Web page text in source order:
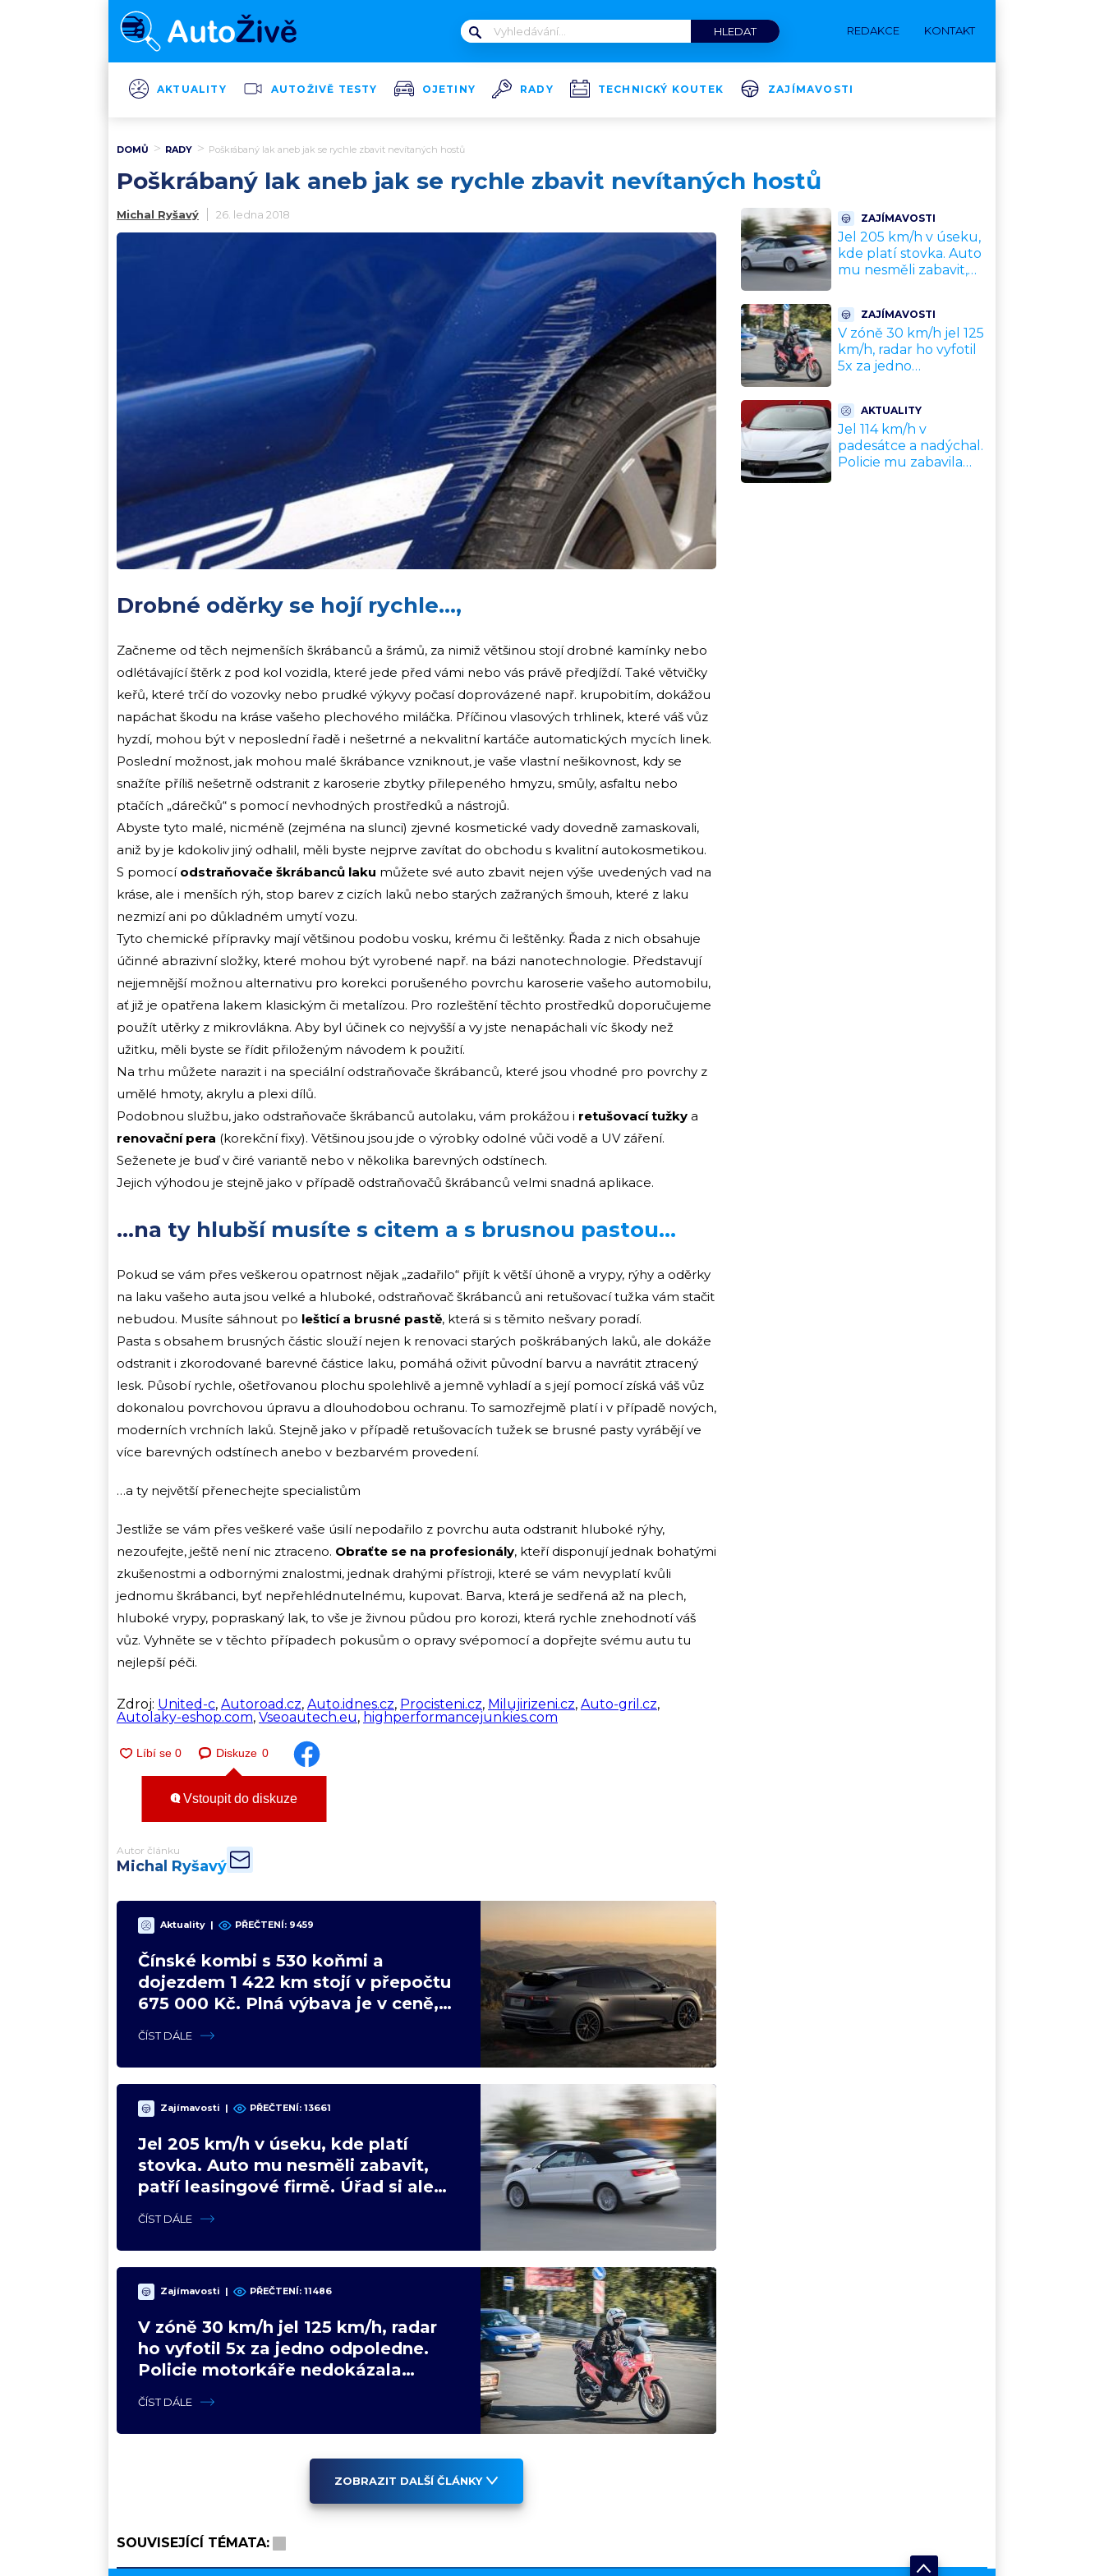
REDAKCE KONTAKT
AKTUALITY AUTOŽIVĚ TESTY OJETINY RADY TECHNICKÝ KOUTEK ZAJÍMAVOSTI
DOMŮ RADY Poškrábaný lak aneb jak se rychle zbavit nevítaných hostů
Poškrábaný lak aneb jak se rychle zbavit nevítaných hostů
Michal Ryšavý 26. ledna 2018
Drobné oděrky se hojí rychle…,
Začneme od těch nejmenších škrábanců a šrámů, za nimiž většinou stojí drobné kamínky nebo
odlétávající štěrk z pod kol vozidla, které jede před vámi nebo vás právě předjíždí. Také větvičky
keřů, které trčí do vozovky nebo prudké výkyvy počasí doprovázené např. krupobitím, dokážou
napáchat škodu na kráse vašeho plechového miláčka. Příčinou vlasových trhlinek, které váš vůz
hyzdí, mohou být v neposlední řadě i nešetrné a nekvalitní kartáče automatických mycích linek.
Poslední možnost, jak mohou malé škrábance vzniknout, je vaše vlastní nešikovnost, kdy se
snažíte příliš nešetrně odstranit z karoserie zbytky přilepeného hmyzu, smůly, asfaltu nebo
ptačích „dárečků“ s pomocí nevhodných prostředků a nástrojů.
Abyste tyto malé, nicméně (zejména na slunci) zjevné kosmetické vady dovedně zamaskovali,
aniž by je kdokoliv jiný odhalil, měli byste nejprve zavítat do obchodu s kvalitní autokosmetikou.
S pomocí odstraňovače škrábanců laku můžete své auto zbavit nejen výše uvedených vad na
kráse, ale i menších rýh, stop barev z cizích laků nebo starých zažraných šmouh, které z laku
nezmizí ani po důkladném umytí vozu.
Tyto chemické přípravky mají většinou podobu vosku, krému či leštěnky. Řada z nich obsahuje
účinné abrazivní složky, které mohou být vyrobené např. na bázi nanotechnologie. Představují
nejjemnější možnou alternativu pro korekci porušeného povrchu karoserie vašeho automobilu,
ať již je opatřena lakem klasickým či metalízou. Pro rozleštění těchto prostředků doporučujeme
použít utěrky z mikrovlákna. Aby byl účinek co nejvyšší a vy jste nenapáchali víc škody než
užitku, měli byste se řídit přiloženým návodem k použití.
Na trhu můžete narazit i na speciální odstraňovače škrábanců, které jsou vhodné pro povrchy z
umělé hmoty, akrylu a plexi dílů.
Podobnou službu, jako odstraňovače škrábanců autolaku, vám prokážou i retušovací tužky a
renovační pera (korekční fixy). Většinou jsou jde o výrobky odolné vůči vodě a UV záření.
Seženete je buď v čiré variantě nebo v několika barevných odstínech.
Jejich výhodou je stejně jako v případě odstraňovačů škrábanců velmi snadná aplikace.
…na ty hlubší musíte s citem a s brusnou pastou…
Pokud se vám přes veškerou opatrnost nějak „zadařilo“ přijít k větší úhoně a vrypy, rýhy a oděrky
na laku vašeho auta jsou velké a hluboké, odstraňovač škrábanců ani retušovací tužka vám stačit
nebudou. Musíte sáhnout po lešticí a brusné pastě, která si s těmito nešvary poradí.
Pasta s obsahem brusných částic slouží nejen k renovaci starých poškrábaných laků, ale dokáže
odstranit i zkorodované barevné částice laku, pomáhá oživit původní barvu a navrátit ztracený
lesk. Působí rychle, ošetřovanou plochu spolehlivě a jemně vyhladí a s její pomocí získá váš vůz
dokonalou povrchovou úpravu a dlouhodobou ochranu. To samozřejmě platí i v případě nových,
moderních vrchních laků. Stejně jako v případě retušovacích tužek se brusné pasty vyrábějí ve
více barevných odstínech anebo v bezbarvém provedení.
…a ty největší přenechejte specialistům
Jestliže se vám přes veškeré vaše úsilí nepodařilo z povrchu auta odstranit hluboké rýhy,
nezoufejte, ještě není nic ztraceno. Obraťte se na profesionály, kteří disponují jednak bohatými
zkušenostmi a odbornými znalostmi, jednak drahými přístroji, které se vám nevyplatí kvůli
jednomu škrábanci, byť nepřehlédnutelnému, kupovat. Barva, která je sedřená až na plech,
hluboké vrypy, popraskaný lak, to vše je živnou půdou pro korozi, která rychle znehodnotí váš
vůz. Vyhněte se v těchto případech pokusům o opravy svépomocí a dopřejte svému autu tu
nejlepší péči.
Zdroj: United-c, Autoroad.cz, Auto.idnes.cz, Procisteni.cz, Milujirizeni.cz, Auto-gril.cz,
Autolaky-eshop.com, Vseoautech.eu, highperformancejunkies.com
Diskuze 0
Vstoupit do diskuze
Autor článku
Michal Ryšavý
Aktuality | PŘEČTENÍ: 9459
Čínské kombi s 530 koňmi a
dojezdem 1 422 km stojí v přepočtu
675 000 Kč. Plná výbava je v ceně,
VW a BMW mají problém
ČÍST DÁLE
Zajímavosti | PŘEČTENÍ: 13661
Jel 205 km/h v úseku, kde platí
stovka. Auto mu nesměli zabavit,
patří leasingové firmě. Úřad si ale
poradil jinak
ČÍST DÁLE
Zajímavosti | PŘEČTENÍ: 11486
V zóně 30 km/h jel 125 km/h, radar
ho vyfotil 5x za jedno odpoledne.
Policie motorkáře nedokázala
zastavit
ČÍST DÁLE
ZOBRAZIT DALŠÍ ČLÁNKY
SOUVISEJÍCÍ TÉMATA:
ZAJÍMAVOSTI
Jel 205 km/h v úseku,
kde platí stovka. Auto
mu nesměli zabavit,
ZAJÍMAVOSTI
V zóně 30 km/h jel 125
km/h, radar ho vyfotil
5x za jedno
zastavitAKTUALITY
Jel 114 km/h v
padesátce a nadýchal.
Policie mu zabavila